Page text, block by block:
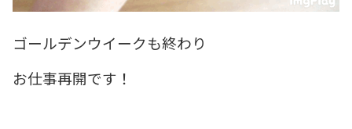
ゴールデンウイークも終わり
お仕事再開です！